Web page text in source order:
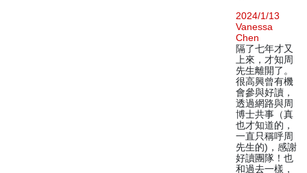
2024/1/13
Vanessa
Chen
隔了七年才又
上來，才知周
先生離開了。
很高興曾有機
會參與好讀，
透過網路與周
博士共事（真
也才知道的，
一直只稱呼周
先生的)，感謝
好讀團隊！也
和過去一樣，